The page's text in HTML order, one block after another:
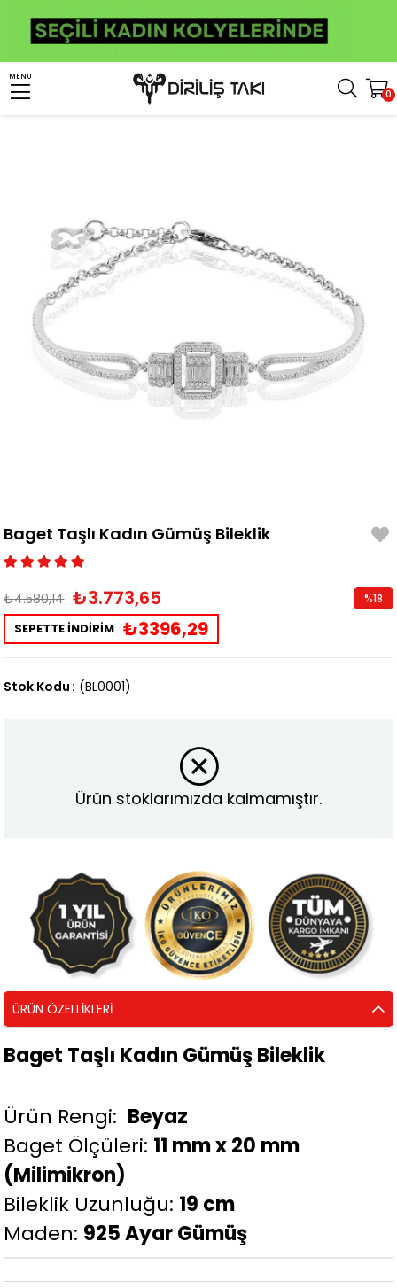
MENU
0
Kadın Bileklik
Baget Taşlı Kadın Gümüş Bileklik
₺4.580,14 ₺3.773,65
SEPETTE İNDİRİM ₺3396,29
%18
Stok Kodu (BL0001)
Ürün stoklarımızda kalmamıştır.
ÜRÜN ÖZELLIKLERI
Baget Taşlı Kadın Gümüş Bileklik
Ürün Rengi: Beyaz
Baget Ölçüleri: 11 mm x 20 mm
(Milimikron)
Bileklik Uzunluğu: 19 cm
Maden: 925 Ayar Gümüş